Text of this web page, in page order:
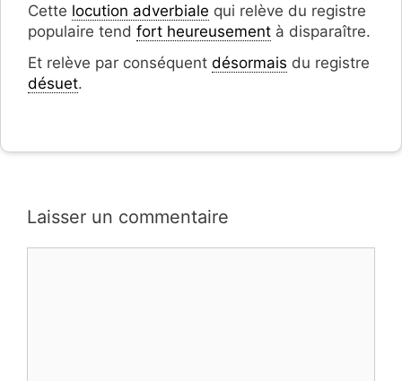
Cette locution adverbiale qui relève du registre
populaire tend fort heureusement à disparaître.
Et relève par conséquent désormais du registre
désuet.
Laisser un commentaire